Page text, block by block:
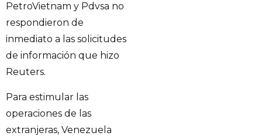
PetroVietnam y Pdvsa no
respondieron de
inmediato a las solicitudes
de información que hizo
Reuters.
Para estimular las
operaciones de las
extranjeras, Venezuela